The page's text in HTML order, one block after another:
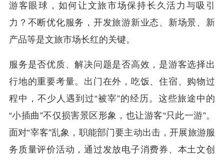
游客眼球，如何让文旅市场保持长久活力与吸引
力？不断优化服务，开发旅游新业态、新场景、新
产品等是文旅市场长红的关键。
服务是否优质、解决问题是否高效，是游客选择出
行地的重要考量。出门在外，吃饭、住宿、购物过
程中，不少人遇到过“被宰”的经历。这些旅途中的
“小插曲”不仅损害景区形象，也让游客“只此一游”。
面对“宰客”乱象，职能部门要主动出击，开展旅游服
务质量评价活动，通过发放电子消费券、本土文创